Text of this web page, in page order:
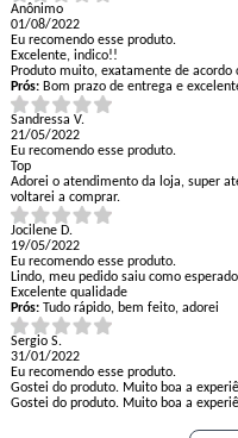
Anônimo
01/08/2022
Eu recomendo esse produto.
Excelente, indico!!
Produto muito, exatamente de
Prós: Bom prazo de entrega e
Sandressa V.
21/05/2022
Eu recomendo esse produto.
Top
Adorei o atendimento da loja, super
voltarei a comprar.
Jocilene D.
19/05/2022
Eu recomendo esse produto.
Lindo, meu pedido saiu como esperado
Excelente qualidade
Prós: Tudo rápido, bem feito, adorei
Sergio S.
31/01/2022
Eu recomendo esse produto.
Gostei do produto. Muito boa a
Gostei do produto. Muito boa a